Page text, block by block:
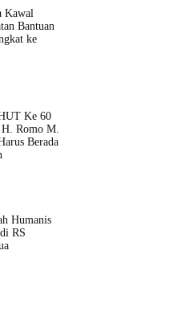
Kawal
Bantuan
ke
Ke 60
Romo M.
Berada
Humanis
RS